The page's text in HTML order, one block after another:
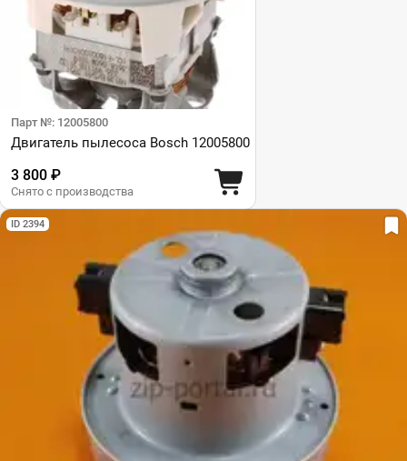
Парт №: 12005800
Двигатель пылесоса Bosch 12005800
3 800 ₽
Снято с производства
ID 2394